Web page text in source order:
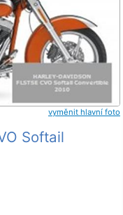
vyměnit hlavní foto
Softail